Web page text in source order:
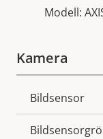
Modell:
Kamera
Bildsensor